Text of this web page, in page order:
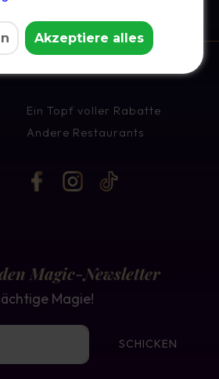
Akzeptiere alles
Ein Topf voller Rabatte
Andere Restaurants
Magic-Newsletter
Magie!
SCHICKEN